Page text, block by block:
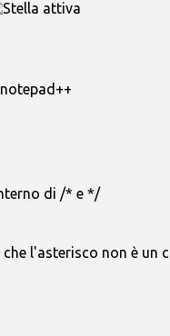
di /* e */
l'asterisco non è un